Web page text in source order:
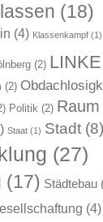
(18)
(4) Klassenkampf (1)
(2) LINKE
(2)
Politik (2) Raum
Staat (1) Stadt (8)
(27)
(17) Städtebau
(4)